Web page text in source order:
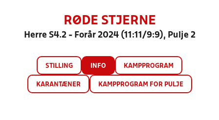
RØDE STJERNE
Herre S4.2 - Forår 2024 (11:11/9:9), Pulje 2
STILLING INFO KAMPPROGRAM
KARANTÆNER KAMPPROGRAM FOR PULJE